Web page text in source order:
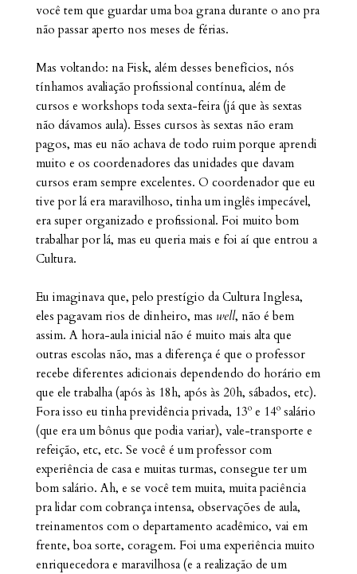
você tem que guardar uma boa grana durante o ano pra
não passar aperto nos meses de férias.
Mas voltando: na Fisk, além desses benefícios, nós
tínhamos avaliação profissional contínua, além de
cursos e workshops toda sexta-feira (já que às sextas
não dávamos aula). Esses cursos às sextas não eram
pagos, mas eu não achava de todo ruim porque aprendi
muito e os coordenadores das unidades que davam
cursos eram sempre excelentes. O coordenador que eu
tive por lá era maravilhoso, tinha um inglês impecável,
era super organizado e profissional. Foi muito bom
trabalhar por lá, mas eu queria mais e foi aí que entrou a
Cultura.
Eu imaginava que, pelo prestígio da Cultura Inglesa,
eles pagavam rios de dinheiro, mas well, não é bem
assim. A hora-aula inicial não é muito mais alta que
outras escolas não, mas a diferença é que o professor
recebe diferentes adicionais dependendo do horário em
que ele trabalha (após às 18h, após às 20h, sábados, etc).
Fora isso eu tinha previdência privada, 13º e 14º salário
(que era um bônus que podia variar), vale-transporte e
refeição, etc, etc. Se você é um professor com
experiência de casa e muitas turmas, consegue ter um
bom salário. Ah, e se você tem muita, muita paciência
pra lidar com cobrança intensa, observações de aula,
treinamentos com o departamento acadêmico, vai em
frente, boa sorte, coragem. Foi uma experiência muito
enriquecedora e maravilhosa (e a realização de um